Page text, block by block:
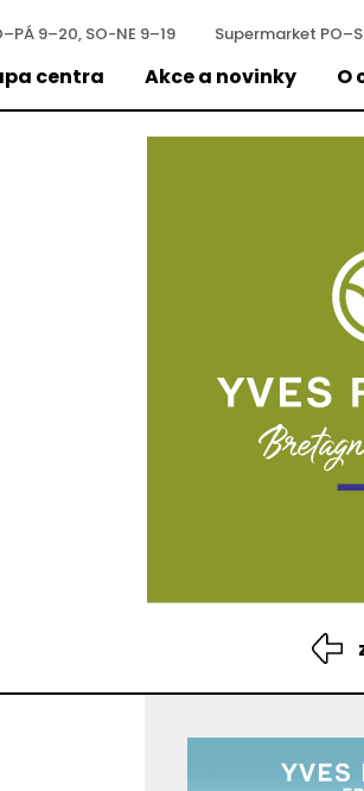
9–20, SO-NE 9–19 Supermarket
centra Akce a novinky O